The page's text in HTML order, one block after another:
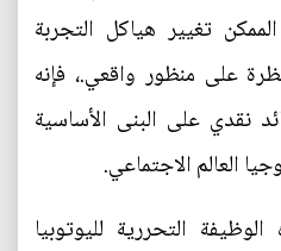
تغيير هياكل التجربة
نظرة على منظور واقعي.، فإنه
نقدي على البنى الأساسية
العالم الاجتماعي.
التحررية لليوتوبيا